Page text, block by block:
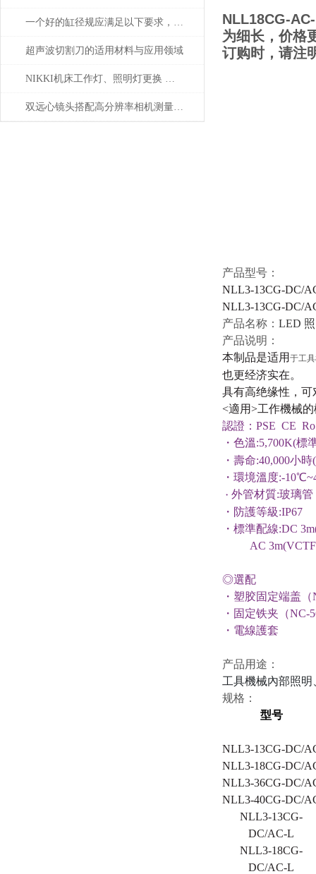
一个好的缸径规应满足以下要求，选择时要注意了
超声波切割刀的适用材料与应用领域
NIKKI机床工作灯、照明灯更换 日本津上、马扎克、西铁城、兄弟等机床
双远心镜头搭配高分辨率相机测量精密五金零件德国OPTO
NLL18CG-
为细长，价格
订购时，请注
产品型号：
NLL3-13CG-DC/
NLL3-13CG-DC/
产品名称： LED
产品说明：
本制品是适用 于工
也更经济实在。
具有高绝缘性，
<適用>工作機械的
認證：PSE CE
・色溫:5,700K(標
・壽命:40,000小時(
・環境溫 度:-10℃
・ 外管材質:玻璃管
・防護等級:IP67
・標準配線:DC
AC
◎選配
・ 塑胶固定端盖（
・ 固定铁夹（NC-
・電線護套
产品用途：
工具機械內部照
规格：
型号
NLL3-13CG-DC/
NLL3-18CG-DC/
NLL3-36CG-DC/
NLL3-40CG-DC/
NLL3-13CG-
DC/AC-L
NLL3-18CG-
DC/AC-L